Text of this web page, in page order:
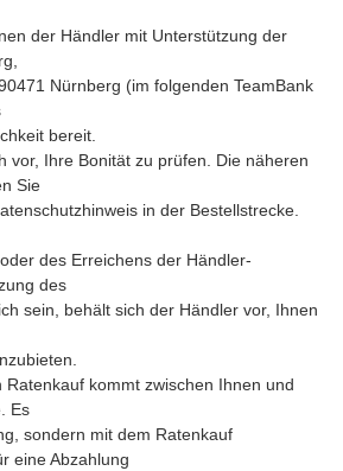
der Händler mit Unterstützung der
Nürnberg (im folgenden TeamBank
bereit.
vor, Ihre Bonität zu prüfen. Die näheren
Sie
in der Bestellstrecke.
des Erreichens der Händler-
des
sein, behält sich der Händler vor, Ihnen
Ratenkauf kommt zwischen Ihnen und
Es
sondern mit dem Ratenkauf
eine Abzahlung